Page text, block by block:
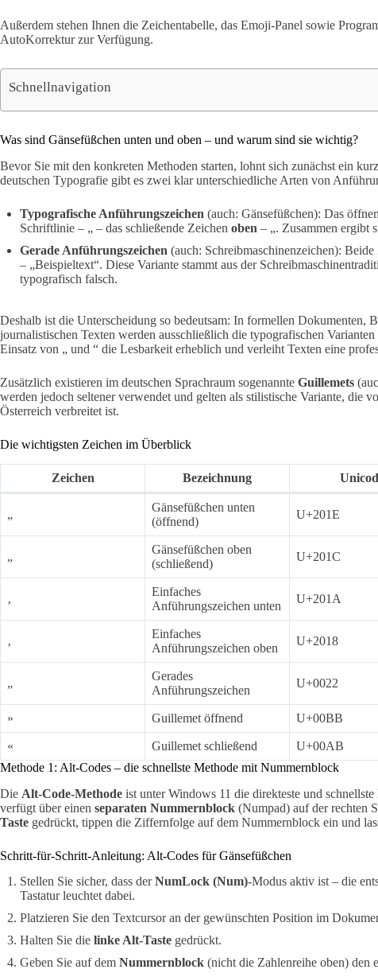
Außerdem stehen Ihnen die Zeichentabelle, das Emoji-Panel sowie
AutoKorrektur zur Verfügung.
Schnellnavigation
Was sind Gänsefüßchen unten und oben – und warum sind sie wichtig?
Bevor Sie mit den konkreten Methoden starten, lohnt sich zunächst ein
deutschen Typografie gibt es zwei klar unterschiedliche Arten von
Typografische Anführungszeichen (auch: Gänsefüßchen): Das
Schriftlinie – „ – das schließende Zeichen oben – „. Zusammen ergibt
Gerade Anführungszeichen (auch: Schreibmaschinenzeichen):
– „Beispieltext“. Diese Variante stammt aus der
typografisch falsch.
Deshalb ist die Unterscheidung so bedeutsam: In formellen Dokumenten,
journalistischen Texten werden ausschließlich die typografischen
Einsatz von „ und “ die Lesbarkeit erheblich und verleiht Texten eine
Zusätzlich existieren im deutschen Sprachraum sogenannte Guillemets
werden jedoch seltener verwendet und gelten als stilistische Variante, die
Österreich verbreitet ist.
Die wichtigsten Zeichen im Überblick
Zeichen Bezeichnung
„
Gänsefüßchen unten
(öffnend)
U+201E
„
Gänsefüßchen oben
(schließend)
U+201C
‚
Einfaches
Anführungszeichen unten
U+201A
‚
Einfaches
Anführungszeichen oben
U+2018
„
Gerades
Anführungszeichen
U+0022
» Guillemet öffnend U+00BB
« Guillemet schließend U+00AB
Methode 1: Alt-Codes – die schnellste Methode mit Nummernblock
Die Alt-Code-Methode ist unter Windows 11 die direkteste und
verfügt über einen separaten Nummernblock (Numpad) auf der rechten
Taste gedrückt, tippen die Ziffernfolge auf dem Nummernblock ein und
Schritt-für-Schritt-Anleitung: Alt-Codes für Gänsefüßchen
Stellen Sie sicher, dass derNumLock (Num)-Modus aktiv ist – die
Tastatur leuchtet dabei.
Platzieren Sie den Textcursor an der gewünschten Position im
Halten Sie die linke Alt-Taste gedrückt.
Geben Sie auf dem Nummernblock (nicht die Zahlenreihe oben) den